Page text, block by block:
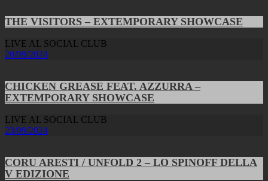
THE VISITORS – EXTEMPORARY SHOWCASE
LIVE AL SOCIAL CLUB
20/09/2024
CHICKEN GREASE FEAT. AZZURRA –
EXTEMPORARY SHOWCASE
LIVE AL SOCIAL CLUB
23/09/2024
CORU ARESTI / UNFOLD 2 – LO SPINOFF DELLA
V EDIZIONE